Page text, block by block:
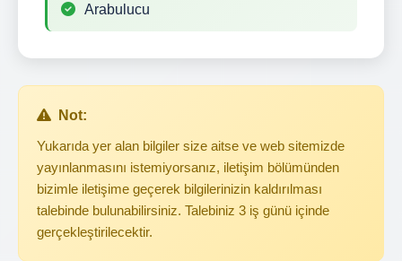
Arabulucu
Not:
Yukarıda yer alan bilgiler size aitse ve web sitemizde
yayınlanmasını istemiyorsanız, iletişim bölümünden
bizimle iletişime geçerek bilgilerinizin kaldırılması
talebinde bulunabilirsiniz. Talebiniz 3 iş günü içinde
gerçekleştirilecektir.